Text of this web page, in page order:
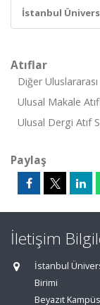
İstanbul
Atıflar
Diğer Uluslararası
Ulusal Makale
Ulusal Dergi Atıf
Paylaş
İletişim
İstanbul
Birimi
Beyazıt